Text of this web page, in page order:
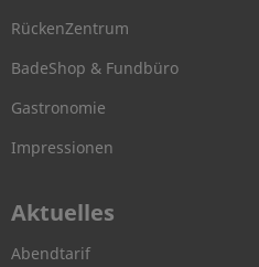
RückenZentrum
BadeShop & Fundbüro
Gastronomie
Impressionen
Aktuelles
Abendtarif